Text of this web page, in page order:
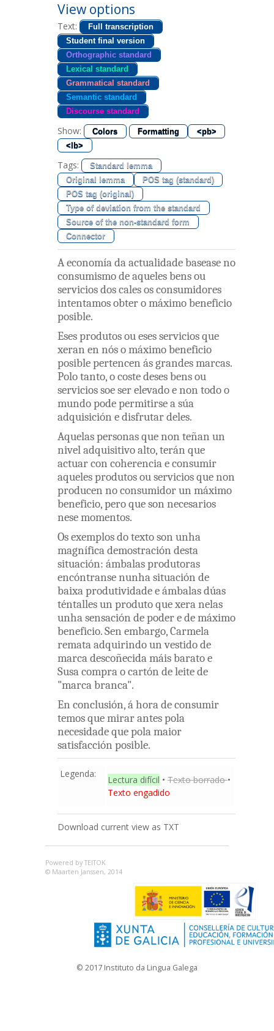
View options
Text:
Full transcription
Student final version
Orthographic standard
Lexical standard
Grammatical standard
Semantic standard
Discourse standard
Show: Colors Formatting
<pb>
<lb>
Tags:
Standard lemma
Original lemma
POS tag (standard)
POS tag (original)
Type of deviation from the standard
Source of the non-standard form
Connector
Aeconomíadaactualidadebaseaseno
consumismode aquelesbensou
serviciosdoscalesosconsumidores
intentamosobteromáximobeneficio
posible.
Esesprodutosouesesserviciosque
xeran en nósomáximobeneficio
posiblepertencen ásgrandesmarcas.
Polotanto,ocostedesesbensou
serviciossoeserelevadoenon todoo
mundopodepermitirseasúa
adquisición edisfrutardeles.
Aquelaspersonasquenon teñan un
niveladquisitivoalto,terán que
actuarcon coherenciaeconsumir
aquelesprodutosouserviciosquenon
producen noconsumidorun máximo
beneficio,peroqueson necesarios
nesemomentos.
Osexemplosdotextoson unha
magníficademostración desta
situación: ámbalasprodutoras
encóntransenunhasituación de
baixaprodutividadeeámbalasdúas
téntallesun produtoquexeranelas
unhasensación depoderedemáximo
beneficio.Sen embargo,Carmela
remataadquirindoun vestidode
marcadescoñecidamáisbaratoe
Susacompraocartón deleitede
"marcabranca".
En conclusión,áhoradeconsumir
temosquemirarantespola
necesidadequepolamaior
satisfacción posible.
Legenda:
Lectura difícil • Texto borrado •
Texto engadido
Download current view as TXT
Powered by TEITOK
© Maarten Janssen, 2014
© 2017 Instituto da Lingua Galega